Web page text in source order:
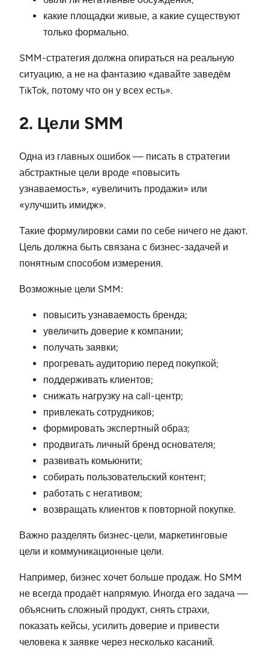
какие площадки живые, а какие существуют
только формально.
SMM-стратегия должна опираться на реальную
ситуацию, а не на фантазию «давайте заведём
TikTok, потому что он у всех есть».
2. Цели SMM
Одна из главных ошибок — писать в стратегии
абстрактные цели вроде «повысить
узнаваемость», «увеличить продажи» или
«улучшить имидж».
Такие формулировки сами по себе ничего не дают.
Цель должна быть связана с бизнес-задачей и
понятным способом измерения.
Возможные цели SMM:
повысить узнаваемость бренда;
увеличить доверие к компании;
получать заявки;
прогревать аудиторию перед покупкой;
поддерживать клиентов;
снижать нагрузку на call-центр;
привлекать сотрудников;
формировать экспертный образ;
продвигать личный бренд основателя;
развивать комьюнити;
собирать пользовательский контент;
работать с негативом;
возвращать клиентов к повторной покупке.
Важно разделять бизнес-цели, маркетинговые
цели и коммуникационные цели.
Например, бизнес хочет больше продаж. Но SMM
не всегда продаёт напрямую. Иногда его задача —
объяснить сложный продукт, снять страхи,
показать кейсы, усилить доверие и привести
человека к заявке через несколько касаний.